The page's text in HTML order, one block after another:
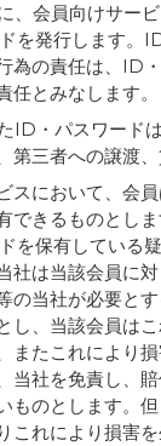
、会員向けサー
を発行します。
為の責任は、ID
任とみなします。
ID・パスワード
第三者への譲渡、
スにおいて、会
できるものとし
を保有している
社は当該会員に
の当社が必要と
し、当該会員は
またこれにより
当社を免責し、
ものとします。
これにより損害